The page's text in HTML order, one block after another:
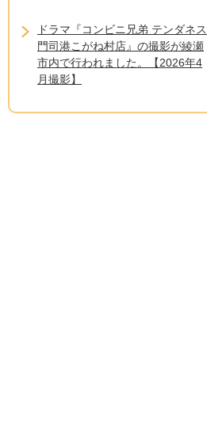
ドラマ『コンビニ兄弟 テンダネス
門司港こがね村店』の撮影が綾瀬
市内で行われました。【2026年4
月撮影】